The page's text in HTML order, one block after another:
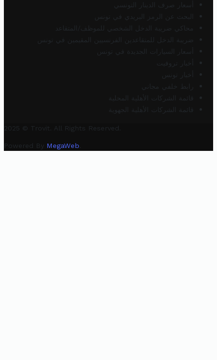
أسعار صرف الدينار التونسي
البحث عن الرمز البريدي في تونس
محاكي ضريبة الدخل الشخصي للموظف/المتقاعد
ضريبة الدخل للمتقاعدين الفرنسيين المقيمين في تونس
أسعار السيارات الجديدة في تونس
أخبار تروفيت
أخبار تونس
رابط خلفي مجاني
قائمة الشركات الأهلية المحلية
قائمة الشركات الأهلية الجهوية
2025 © Trovit. All Rights Reserved.
Powered By MegaWeb